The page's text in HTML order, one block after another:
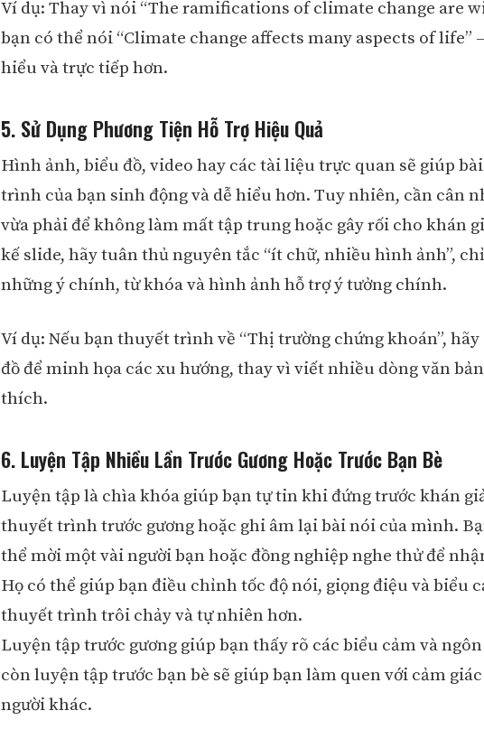
Ví dụ: Thay vì nói “The ramifications of climate change are
bạn có thể nói “Climate change affects many aspects of life”
hiểu và trực tiếp hơn.
5. Sử Dụng Phương Tiện Hỗ Trợ Hiệu Quả
Hình ảnh, biểu đồ, video hay các tài liệu trực quan sẽ giúp
trình của bạn sinh động và dễ hiểu hơn. Tuy nhiên, cần cân
vừa phải để không làm mất tập trung hoặc gây rối cho khán
kế slide, hãy tuân thủ nguyên tắc “ít chữ, nhiều hình ảnh”,
những ý chính, từ khóa và hình ảnh hỗ trợ ý tưởng chính.
Ví dụ: Nếu bạn thuyết trình về “Thị trường chứng khoán”,
đồ để minh họa các xu hướng, thay vì viết nhiều dòng văn
thích.
6. Luyện Tập Nhiều Lần Trước Gương Hoặc Trước Bạn Bè
Luyện tập là chìa khóa giúp bạn tự tin khi đứng trước khán
thuyết trình trước gương hoặc ghi âm lại bài nói của mình.
thể mời một vài người bạn hoặc đồng nghiệp nghe thử để
Họ có thể giúp bạn điều chỉnh tốc độ nói, giọng điệu và biểu
thuyết trình trôi chảy và tự nhiên hơn.
Luyện tập trước gương giúp bạn thấy rõ các biểu cảm và
còn luyện tập trước bạn bè sẽ giúp bạn làm quen với cảm
người khác.